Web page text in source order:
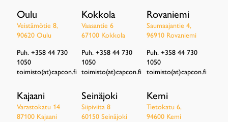
Oulu
Veistämötie 8,
90620 Oulu
Puh. +358 44 730
1050
toimisto(at)capcon.fi
Kokkola
Vaasantie 6
67100 Kokkola
Puh. +358 44 730
1050
toimisto(at)capcon.fi
Rovaniemi
Saumaajantie 4,
96910 Rovaniemi
Puh. +358 44 730
1050
toimisto(at)capcon.fi
Kajaani
Varastokatu 14
87100 Kajaani
Seinäjoki
Siipiviita 8
60150 Seinäjoki
Kemi
Tietokatu 6,
94600 Kemi